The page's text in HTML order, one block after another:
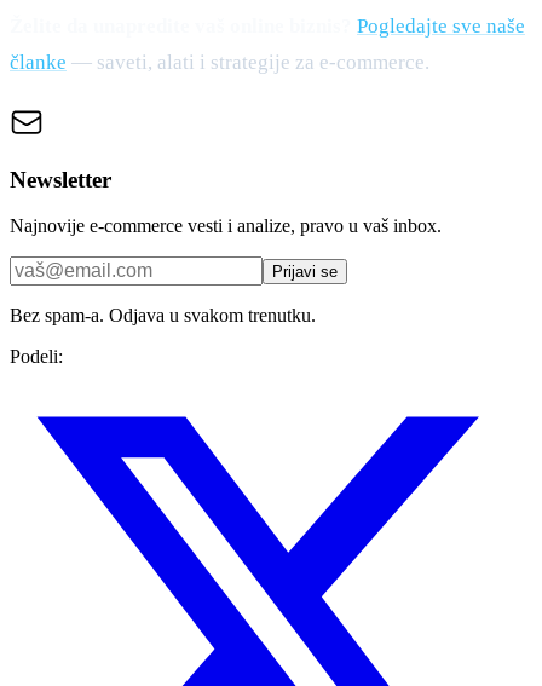
Pogledajte sve naše
članke — saveti, alati i strategije za e-commerce.
Newsletter
Najnovije e-commerce vesti i analize, pravo u vaš inbox.
Prijavi se
Bez spam-a. Odjava u svakom trenutku.
Podeli: